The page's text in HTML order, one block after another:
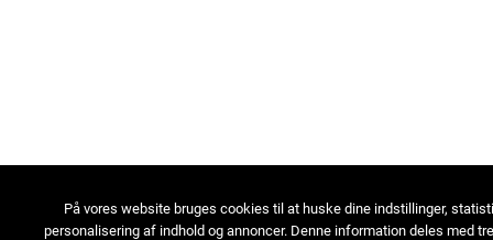
På vores website bruges cookies til at huske dine indstillinger,
personalisering af indhold og annoncer. Denne information deles med